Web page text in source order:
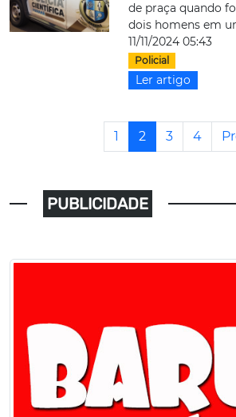
de praça quando
dois homens em
11/11/2024 05:43
Policial
Ler artigo
1 2 3 4
PUBLICIDADE